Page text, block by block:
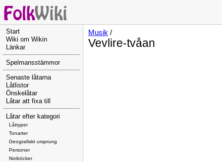
Start
Wiki om Wikin
Länkar
Spelmansstämmor
Senaste låtarna
Låtlistor
Önskelåtar
Låtar att fixa till
Låtar efter kategori
Låttyper
Tonarter
Geografiskt ursprung
Personer
Notböcker
Musik /
Vevlire-tvåan